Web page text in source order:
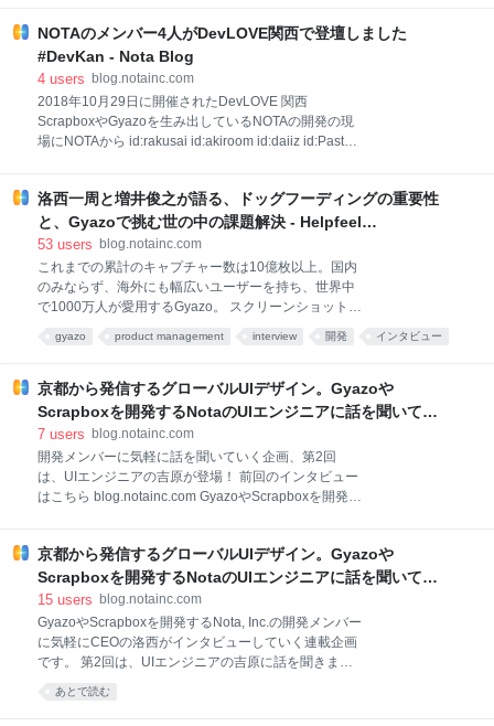
運営の情報共有に使われることが増えてきました。 そ
こで、ユーザーのみなさんが開催する勉強会やコミュ
ニティ活動を少しでも応援したいとの気持ちから、支
ー 以下からお好きなメニューをお選びいただけます。
Scrapbox ノベルティ 他ではゲットできないScrapbox
のノベルティをお届けいたします！ 「こんなノベルテ
おります。Scrapboxファンが集まる勉強会にオス
NOTAのメンバー4人がDevLOVE関西で登壇しました
#DevKan - Nota Blog
4 users blog.notainc.com
2018年10月29日に開催されたDevLOVE 関西
ScrapboxやGyazoを生み出しているNOTAの開発の現
場にNOTAから id:rakusai id:akiroom id:daiiz id:Pasta-
るScrapbox。 スクリーンショットを使ったコミュニ
ケーションと情報収集のためのツールであるGyazo。
この2つのプロダクトの特徴は機能だけでなくグロー
バルに展開していることです。 今回のDevLOVE関西
では、これらグローバルに展開しているプロダクトを
開発しているNOTAの開発の現場の話を聞いてみよう
ムのための、ナレッジ共有入門(仮) <話し手>洛西 一周
洛西一周と増井俊之が語る、ドッグフーディングの重要性
と、Gyazoで挑む世の中の課題解決 - Helpfeel
Developers' Blog
53 users blog.notainc.com
これまでの累計のキャプチャー数は10億枚以上。国内
のみならず、海外にも幅広いユーザーを持ち、世界中
で1000万人が愛用するGyazo。 スクリーンショットを
は、使えば使うほど、その汎用性の高さに驚きの声が
ルとして高い評価を得てきました。 大きな可能性を秘
めるGyazoですが、開発者はどんな想いで世に送り出
しているのでしょうか。NotaのCEO・洛西一周と、
方針をロングインタビューでお届けします。
gyazo.com 増井が洛西に声をかけ、はじまったふたり
の歩み ——まずはそれぞれのご経歴からお聞かせくだ
ソニー、Appleなどで、エンジニアとしてユーザーイ
ンターフェースの研究を行ってきました。
gyazo product management interview 開発 インタビュー
京都から発信するグローバルUIデザイン。Gyazoや
Scrapboxを開発するNotaのUIエンジニアに話を聞いてみ
た(後編) - Helpfeel Developers' Blog
7 users blog.notainc.com
開発メンバーに気軽に話を聞いていく企画、第2回
は、UIエンジニアの吉原が登場！ 前回のインタビュー
はこちら blog.notainc.com GyazoやScrapboxを開発す
ニアの吉原にソフトウェアデザインの話を聞きまし
た。 吉原建(Yoshihara Takeru) NOTA Inc.のプロダク
トデザインを担当。2010年までは家電メーカーでハー
ドウェアデザイナーとして携帯電話のデザイン業務に
従事。仕事の中でUIとソフトウェアの面白さに惹か
れ、退職後に慶応義塾大学大学院の政策・メディア研
を経て、現在はNOTA Inc.にてwebサービスのUI/UX周
京都から発信するグローバルUIデザイン。Gyazoや
Scrapboxを開発するNotaのUIエンジニアに話を聞いてみ
た - Helpfeel Developers' Blog
15 users blog.notainc.com
GyazoやScrapboxを開発するNota, Inc.の開発メンバー
に気軽にCEOの洛西がインタビューしていく連載企画
です。 第2回は、UIエンジニアの吉原に話を聞きまし
た。 吉原建(Yoshihara Takeru) NOTA Inc.のプロダク
トデザインを担当。2010年までは家電メーカーでハー
あとで読む